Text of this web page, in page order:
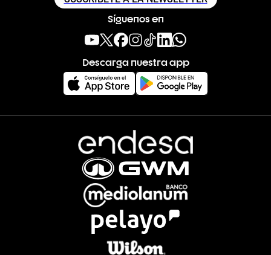
Síguenos en
Descarga nuestra app